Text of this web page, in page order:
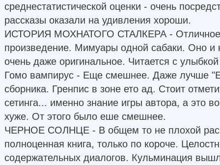
среднестатистической оценки - очень
рассказы оказали на удивления хороши.
ИСТОРИЯ МОХНАТОГО СТАЛКЕРА - Отличное
произведение. Мимуары одной сабаки. Оно и
очень даже оригинальное. Читается с
Гомо вампирус - Еще смешнее. Даже лучше
сборника. Гренпис в зоне ето ад. Стоит
сетинга... именно знание игры автора, а это
хуже. От этого было еше смешнее.
ЧЕРНОЕ СОЛНЦЕ - В общем то не плохой
полноценная книга, только по короче.
содержательных диалогов. Кульминация